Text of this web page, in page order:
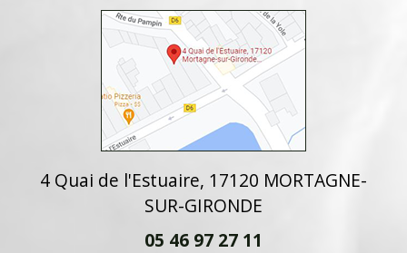
4 Quai de l'Estuaire, 17120 MORTAGNE-
SUR-GIRONDE
05 46 97 27 11